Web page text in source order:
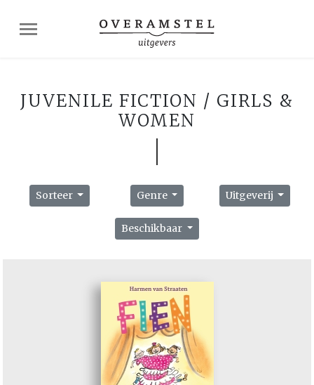
JUVENILE FICTION / GIRLS &
WOMEN
Sorteer Genre Uitgeverij
Beschikbaar